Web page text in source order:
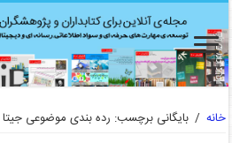
خانه / بایگانی برچسب: رده بندی موضوعی جیتا